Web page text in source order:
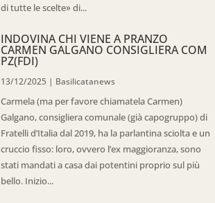
di tutte le scelte» di...
INDOVINA CHI VIENE A PRANZO
CARMEN GALGANO CONSIGLIERA COM
PZ(FDI)
13/12/2025 | Basilicatanews
Carmela (ma per favore chiamatela Carmen)
Galgano, consigliera comunale (già capogruppo) di
Fratelli d’Italia dal 2019, ha la parlantina sciolta e un
cruccio fisso: loro, ovvero l’ex maggioranza, sono
stati mandati a casa dai potentini proprio sul più
bello. Inizio...